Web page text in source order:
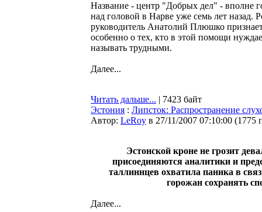
Название - центр "Добрых дел" - вполне
над головой в Нарве уже семь лет назад.
руководитель Анатолий Плюшко
особенно о тех, кто в этой помощи
называть трудными.
Далее...
Читать дальше... | 7423 байт
Эстония : Липсток: Распространение
Автор: LeRoy в 27/11/2007 07:10:00 (1775
Эстонской кроне не грозит
присоединяются аналитики и
таллиннцев охватила паника в
горожан сохранять
Далее...